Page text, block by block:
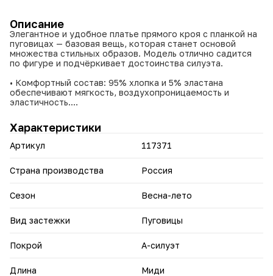
Описание
Элегантное и удобное платье прямого кроя с планкой на
пуговицах — базовая вещь, которая станет основой
множества стильных образов. Модель отлично садится
по фигуре и подчёркивает достоинства силуэта.
• Комфортный состав: 95% хлопка и 5% эластана
обеспечивают мягкость, воздухопроницаемость и
эластичность.
фигуры.
• Практичная застёжка на пуговицах добавляет
классический акцент.
• Легко комбинируется с разной обувью и аксессуарами —
Характеристики
Артикул 117371
Страна производства Россия
Сезон Весна-лето
Вид застежки Пуговицы
Покрой А-силуэт
Длина Миди